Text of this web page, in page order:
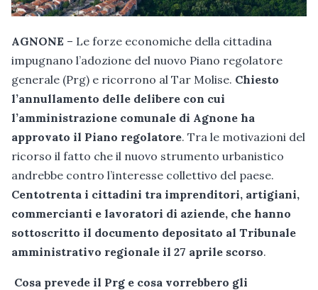
AGNONE – Le forze economiche della cittadina
impugnano l’adozione del nuovo Piano regolatore
generale (Prg) e ricorrono al Tar Molise. Chiesto
l’annullamento delle delibere con cui
l’amministrazione comunale di Agnone ha
approvato il Piano regolatore. Tra le motivazioni del
ricorso il fatto che il nuovo strumento urbanistico
andrebbe contro l’interesse collettivo del paese.
Centotrenta i cittadini tra imprenditori, artigiani,
commercianti e lavoratori di aziende, che hanno
sottoscritto il documento depositato al Tribunale
amministrativo regionale il 27 aprile scorso.
Cosa prevede il Prg e cosa vorrebbero gli